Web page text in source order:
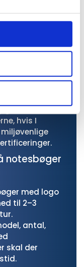
notesbøger
logo, hvor
materialer
fås
papir, og
af den
hvis I
notesbøger
med logo
til 2–3
antal,
skal der